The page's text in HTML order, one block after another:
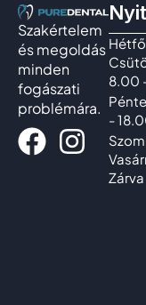
Szakértelem
és megoldás
minden
fogászati
problémára.
8.00
-
Zárva